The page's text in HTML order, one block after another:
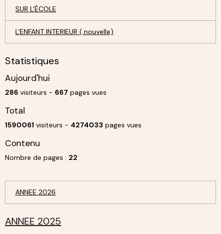
SUR L'ÉCOLE
L'ENFANT INTERIEUR ( nouvelle)
Statistiques
Aujourd'hui
286 visiteurs - 667 pages vues
Total
1590061 visiteurs - 4274033 pages vues
Contenu
Nombre de pages : 22
ANNEE 2026
ANNEE 2025